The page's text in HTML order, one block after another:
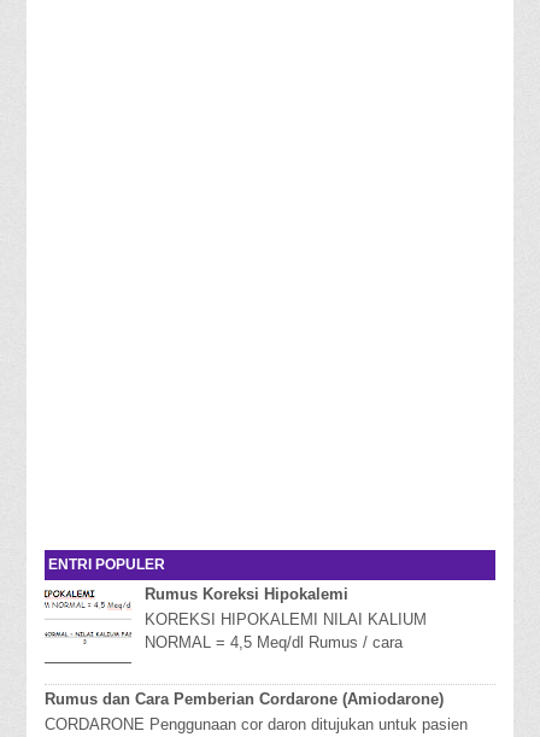
ENTRI POPULER
Rumus Koreksi Hipokalemi
KOREKSI HIPOKALEMI NILAI KALIUM
NORMAL = 4,5 Meq/dl Rumus / cara
kondisi dimana kadar kalium da...
Rumus dan Cara Pemberian Cordarone (Amiodarone)
CORDARONE Penggunaan cor daron ditujukan untuk pasien